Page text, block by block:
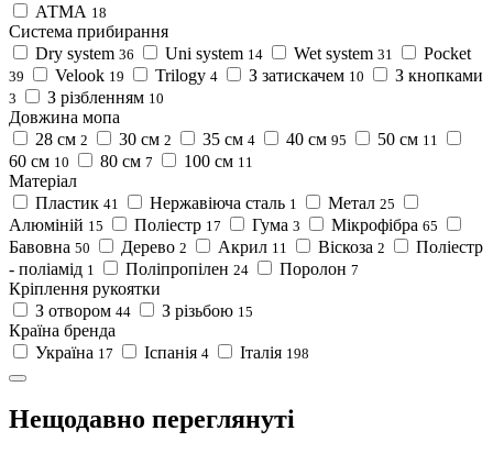
АТМА 18
Система прибирання
Dry system 36 Uni system 14 Wet system 31 Pocket
39 Velook 19 Trilogy 4 З затискачем 10 З кнопками
3 З різбленням 10
Довжина мопа
28 см 2 30 см 2 35 см 4 40 см 95 50 см 11
60 см 10 80 см 7 100 см 11
Матеріал
Пластик 41 Нержавіюча сталь 1 Метал 25
Алюміній 15 Поліестр 17 Гума 3 Мікрофібра 65
Бавовна 50 Дерево 2 Акрил 11 Віскоза 2
Поліестр
- поліамід 1 Поліпропілен 24 Поролон 7
Кріплення рукоятки
З отвором 44 З різьбою 15
Країна бренда
Україна 17 Іспанія 4 Італія 198
Нещодавно переглянуті